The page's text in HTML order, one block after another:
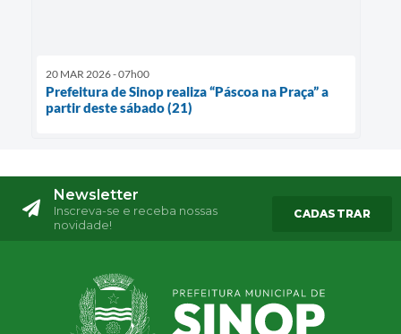
20 MAR 2026 - 07h00
Prefeitura de Sinop realiza “Páscoa na Praça” a
partir deste sábado (21)
Newsletter
Inscreva-se e receba nossas
novidade!
CADASTRAR